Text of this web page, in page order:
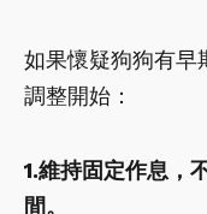
如果懷疑狗狗有早
調整開始：
1.維持固定作息，
間。